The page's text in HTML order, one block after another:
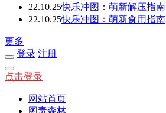
22.10.25快乐冲图：萌新解压指南
22.10.25快乐冲图：萌新食用指南
更多
登录 注册
点击登录
网站首页
图毒森林